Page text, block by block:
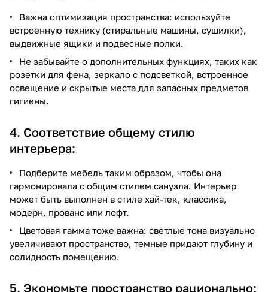
Важна оптимизация пространства: используйте
встроенную технику (стиральные машины, сушилки),
выдвижные ящики и подвесные полки.
Не забывайте о дополнительных функциях, таких как
розетки для фена, зеркало с подсветкой, встроенное
освещение и скрытые места для запасных предметов
гигиены.
4. Соответствие общему стилю
интерьера:
Подберите мебель таким образом, чтобы она
гармонировала с общим стилем санузла. Интерьер
может быть выполнен в стиле хай-тек, классика,
модерн, прованс или лофт.
Цветовая гамма тоже важна: светлые тона визуально
увеличивают пространство, темные придают глубину и
солидность помещению.
5. Экономьте пространство рационально: